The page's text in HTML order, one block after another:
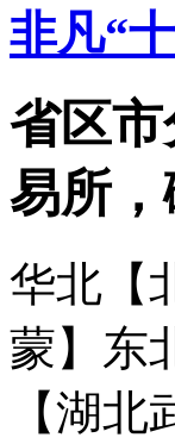
非凡“
省区
易所
华北【
蒙】 东
【湖